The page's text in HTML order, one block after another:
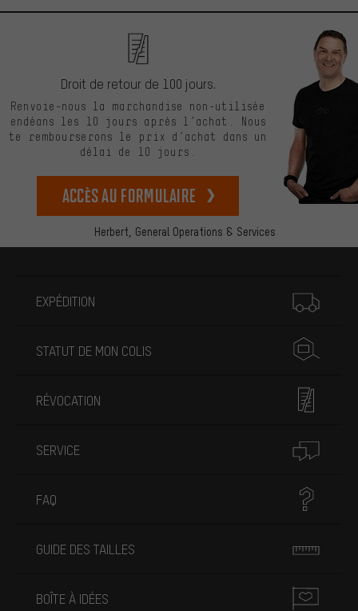
Herbert, General Operations & Services
Droit de retour de 100 jours.
Renvoie-nous la marchandise non-utilisée
endéans les 10 jours après l’achat. Nous
te rembourserons le prix d’achat dans un
délai de 10 jours.
Accès au formulaire
EXPÉDITION
STATUT DE MON COLIS
RÉVOCATION
SERVICE
FAQ
GUIDE DES TAILLES
BOÎTE À IDÉES